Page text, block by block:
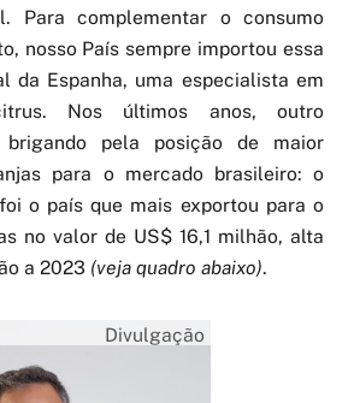
Para complementar o consumo
nosso País sempre importou essa
da Espanha, uma especialista em
Nos últimos anos, outro
brigando pela posição de maior
para o mercado brasileiro: o
o país que mais exportou para o
no valor de US$ 16,1 milhão, alta
a 2023 (veja quadro abaixo).
Divulgação